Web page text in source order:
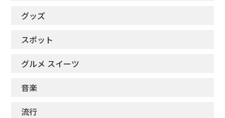
グッズ
スポット
グルメ スイーツ
音楽
流行